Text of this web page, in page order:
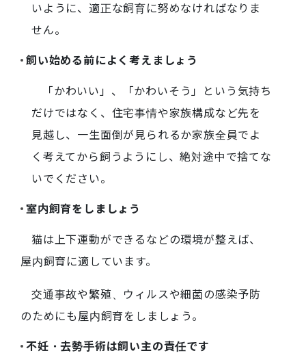
いように、適正な飼育に努めなければなりま
せん。
飼い始める前によく考えましょう
「かわいい」、「かわいそう」という気持ち
だけではなく、住宅事情や家族構成など先を
見越し、一生面倒が見られるか家族全員でよ
く考えてから飼うようにし、絶対途中で捨てな
いでください。
室内飼育をしましょう
猫は上下運動ができるなどの環境が整えば、
屋内飼育に適しています。
交通事故や繁殖、ウィルスや細菌の感染予防
のためにも屋内飼育をしましょう。
不妊・去勢手術は飼い主の責任です